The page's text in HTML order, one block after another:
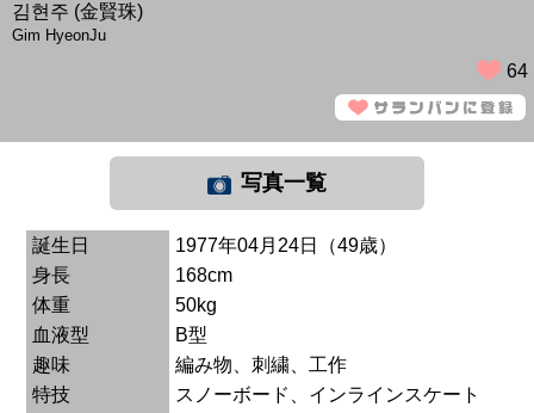
김현주 (金賢珠)
Gim HyeonJu
64
写真一覧
誕生日
1977年04月24日（49歳）
身長
168cm
体重
50kg
血液型
B型
趣味
編み物、刺繍、工作
特技
スノーボード、インラインスケート